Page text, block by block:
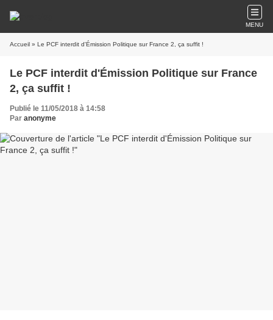
MENU
Accueil » Le PCF interdit d'Émission Politique sur France 2, ça suffit !
Le PCF interdit d'Émission Politique sur France
2, ça suffit !
Publié le 11/05/2018 à 14:58
Par anonyme